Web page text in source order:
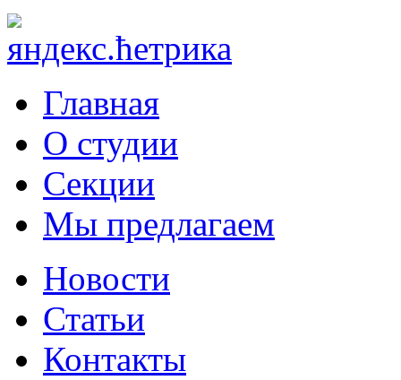
Главная
О студии
Секции
Мы предлагаем
Новости
Статьи
Контакты